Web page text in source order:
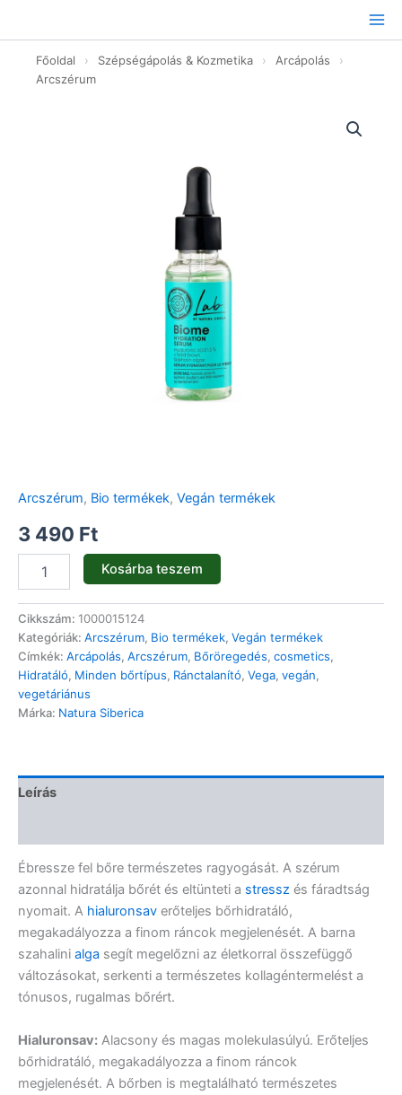
tartalomhoz
Főoldal › Szépségápolás & Kozmetika › Arcápolás
›
Arcszérum
Arcszérum, Bio termékek, Vegán termékek
3 490 Ft
Kosárba teszem
Cikkszám: 1000015124
Kategóriák: Arcszérum, Bio termékek, Vegán termékek
Címkék: Arcápolás, Arcszérum, Bőröregedés, cosmetics,
Hidratáló, Minden bőrtípus, Ránctalanító, Vega, vegán,
vegetáriánus
Márka: Natura Siberica
Leírás
Ébressze fel bőre természetes ragyogását. A szérum
azonnal hidratálja bőrét és eltünteti a stressz és fáradtság
nyomait. A hialuronsav erőteljes bőrhidratáló,
megakadályozza a finom ráncok megjelenését. A barna
szahalini alga segít megelőzni az életkorral összefüggő
változásokat, serkenti a természetes kollagéntermelést a
tónusos, rugalmas bőrért.
Hialuronsav: Alacsony és magas molekulasúlyú. Erőteljes
bőrhidratáló, megakadályozza a finom ráncok
megjelenését. A bőrben is megtalálható természetes